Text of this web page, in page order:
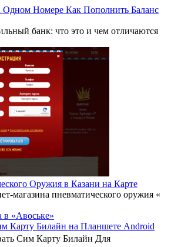
Номере Как Пополнить Баланс
банк: что это и чем отличаются
Оружия в Казани на Карте
магазина пневматического оружия «
Карту Билайн на Планшете Android
Сим Карту Билайн Для